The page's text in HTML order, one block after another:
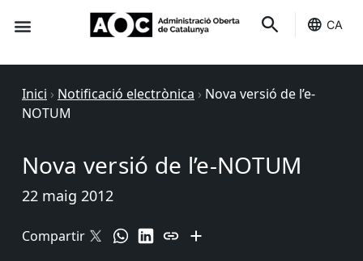
CA
Inici › Notificació electrònica › Nova versió de l’e-
NOTUM
Nova versió de l’e-NOTUM
22 maig 2012
Compartir